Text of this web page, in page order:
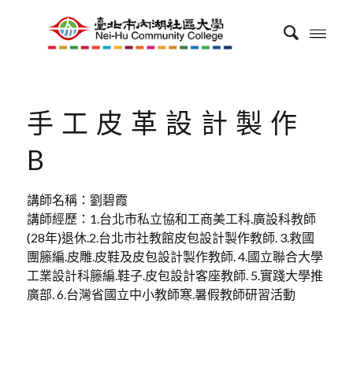
手工皮革設計製作
B
講師名稱：劉碧霞
講師經歷：1.台北市私立協和工商美工科.廣設科教師
(28年)退休.2.台北市社教館皮包設計製作教師. 3.救國
團籐編.皮雕.皮鞋及皮包設計製作教師. 4.國立聯合大學
工業設計科籐編.鞋子.皮包設計客座教師. 5.實踐大學推
廣部. 6.台灣省國立中小教師寒.暑假教師研習活動